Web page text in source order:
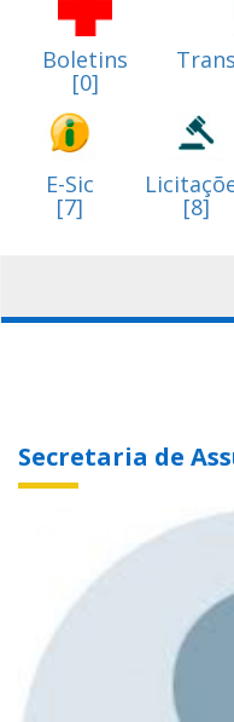
Boletins
[0]
E-Sic
[7] [8]
Secretaria de